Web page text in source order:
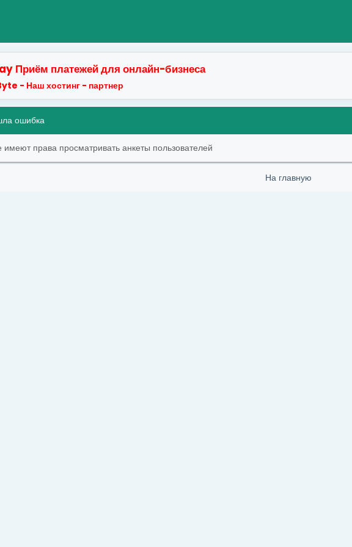
Приём платежей для онлайн-бизнеса
- Наш хостинг - партнер
ошибка
имеют права просматривать анкеты пользователей
На главную